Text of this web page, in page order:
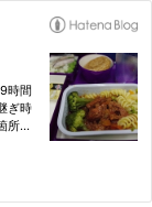
時間
ぎ時
所で